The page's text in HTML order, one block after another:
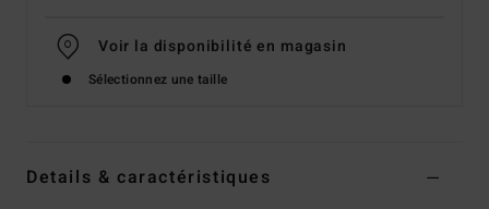
Voir la disponibilité en magasin
Sélectionnez une taille
Details & caractéristiques